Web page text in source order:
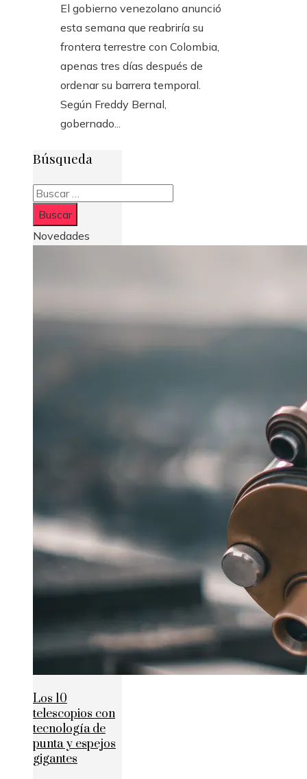
El gobierno venezolano anunció
esta semana que reabriría su
frontera terrestre con Colombia,
apenas tres días después de
ordenar su barrera temporal.
Según Freddy Bernal,
gobernado...
Búsqueda
Buscar:
Novedades
Los 10
telescopios con
tecnología de
punta y espejos
gigantes